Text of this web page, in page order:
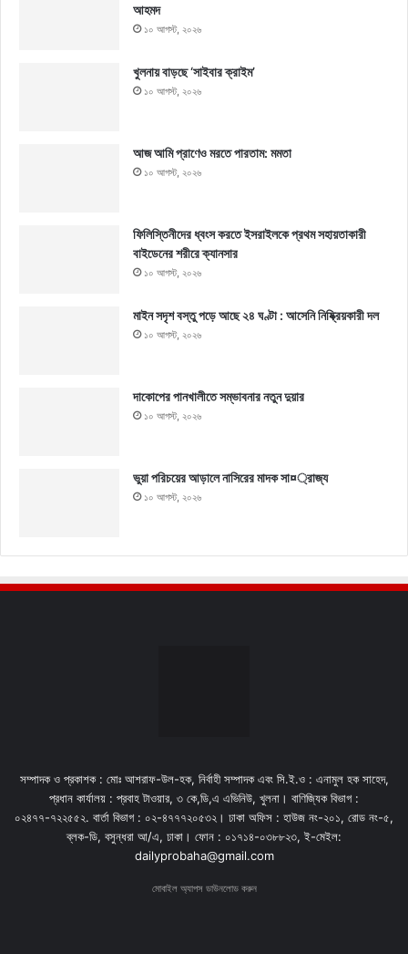
আহমদ
১০ আগস্ট, ২০২৬
খুলনায় বাড়ছে ‘সাইবার ক্রাইম’
১০ আগস্ট, ২০২৬
আজ আমি প্রাণেও মরতে পারতাম: মমতা
১০ আগস্ট, ২০২৬
ফিলিস্তিনীদের ধ্বংস করতে ইসরাইলকে প্রথম সহায়তাকারী
বাইডেনের শরীরে ক্যানসার
১০ আগস্ট, ২০২৬
মাইন সদৃশ বস্তু পড়ে আছে ২৪ ঘণ্টা : আসেনি নিষ্ক্রিয়কারী দল
১০ আগস্ট, ২০২৬
দাকোপের পানখালীতে সম্ভাবনার নতুন দুয়ার
১০ আগস্ট, ২০২৬
ভুয়া পরিচয়ের আড়ালে নাসিরের মাদক সা¤্রাজ্য
১০ আগস্ট, ২০২৬
সম্পাদক ও প্রকাশক : মোঃ আশরাফ-উল-হক, নির্বাহী সম্পাদক এবং সি.ই.ও : এনামুল হক সাহেদ,
প্রধান কার্যালয় : প্রবাহ টাওয়ার, ৩ কে,ডি,এ এভিনিউ, খুলনা। বাণিজ্যিক বিভাগ :
০২৪৭৭-৭২২৫৫২. বার্তা বিভাগ : ০২-৪৭৭৭২০৫৩২। ঢাকা অফিস : হাউজ নং-২০১, রোড নং-৫,
ব্লক-ডি, বসুন্ধরা আ/এ, ঢাকা। ফোন : ০১৭১৪-০৩৮৮২৩, ই-মেইল:
dailyprobaha@gmail.com
মোবাইল অ্যাপস ডাউনলোড করুন